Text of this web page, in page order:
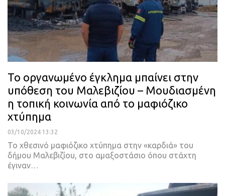
To οργανωμένο έγκλημα μπαίνει στην
υπόθεση του Μαλεβιζίου – Μουδιασμένη
η τοπική κοινωνία από το μαφιόζικο
χτύπημα
03/10/2024 13:32
Το χθεσινό μαφιόζικο χτύπημα στην «καρδιά» του
δήμου Μαλεβιζίου, στο αμαξοστάσιο όπου στάχτη
έγιναν…